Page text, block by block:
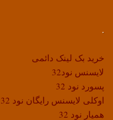
.
خرید بک لینک دائمی
لایسنس نود32
پسورد نود 32
اوکلی لایسنس رایگان نود 32
همیار نود 32